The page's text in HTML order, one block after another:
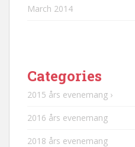
March 2014
Categories
2015 års evenemang ›
2016 års evenemang
2018 års evenemang